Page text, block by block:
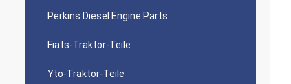
Perkins Diesel Engine Parts
Fiats-Traktor-Teile
Yto-Traktor-Teile